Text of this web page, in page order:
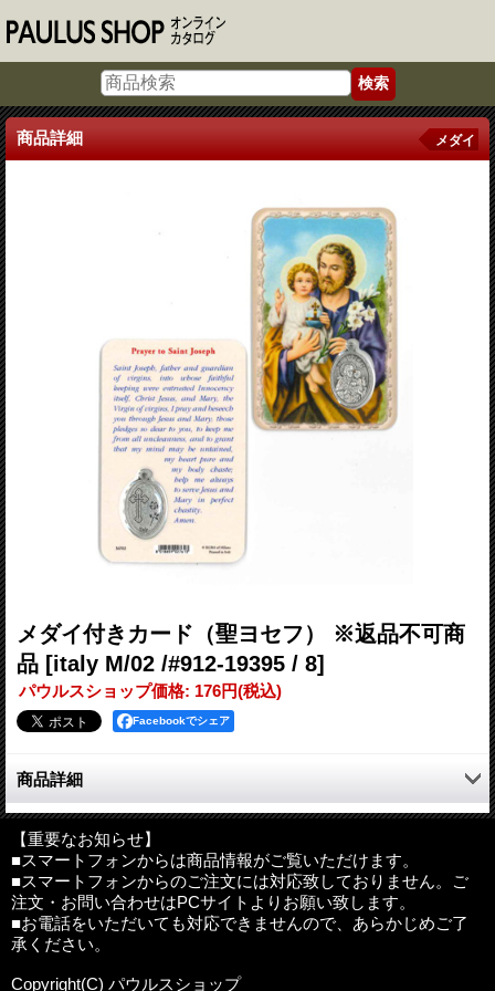
商品詳細 メダイ
メダイ付きカード（聖ヨセフ） ※返品不可商
品 [italy M/02 /#912-19395 / 8]
パウルスショップ価格: 176円(税込)
Facebookでシェア
商品詳細
聖ヨセフのメダイ付きカードです。
カード裏面には聖ヨセフへの祈り（英語）が書かれています。
サイズ：カード／約縦8.5cm×横5.5cm、メダイ／約縦2.5cm×横
1.5cm
その他：ＰＰ加工
輸入国：イタリア
【重要なお知らせ】
■スマートフォンからは商品情報がご覧いただけます。
■スマートフォンからのご注文には対応致しておりません。ご
注文・お問い合わせはPCサイトよりお願い致します。
■お電話をいただいても対応できませんので、あらかじめご了
承ください。
Copyright(C) パウルスショップ